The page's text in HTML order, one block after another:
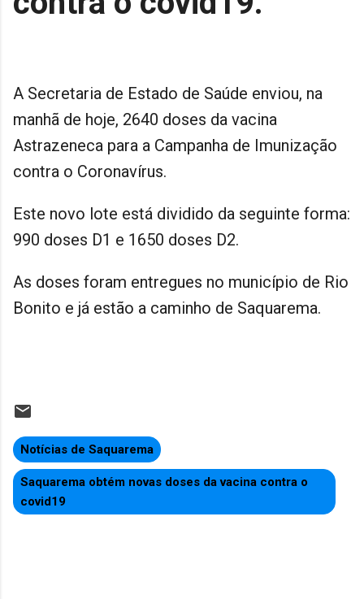
A Secretaria de Estado de Saúde enviou, na
manhã de hoje, 2640 doses da vacina
Astrazeneca para a Campanha de Imunização
contra o Coronavírus.
Este novo lote está dividido da seguinte forma:
990 doses D1 e 1650 doses D2.
As doses foram entregues no município de Rio
Bonito e já estão a caminho de Saquarema.
Notícias de Saquarema
Saquarema obtém novas doses da vacina contra o
covid19